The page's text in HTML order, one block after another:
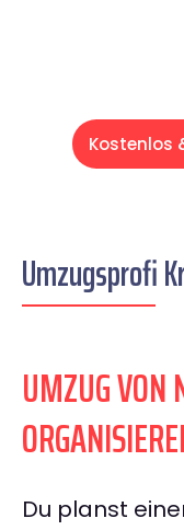
Kostenlos
Umzugsprofi
UMZUG VON
Du planst